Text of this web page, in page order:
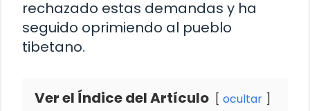
rechazado estas demandas y ha
seguido oprimiendo al pueblo
tibetano.
Ver el Índice del Artículo ocultar